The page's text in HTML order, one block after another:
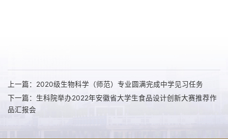
上一篇：2020级生物科学（师范）专业圆满完成中学见习任务
下一篇：生科院举办2022年安徽省大学生食品设计创新大赛推荐作
品汇报会